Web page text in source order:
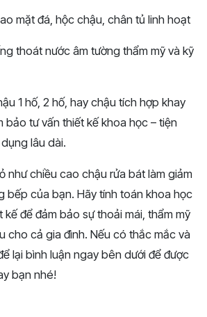
mặt đá, hộc chậu, chân tủ linh hoạt
thoát nước âm tường thẩm mỹ và kỹ
1 hố, 2 hố, hay chậu tích hợp khay
bảo tư vấn thiết kế khoa học – tiện
lâu dài.
như chiều cao chậu rửa bát làm giảm
bếp của bạn. Hãy tính toán khoa học
kế để đảm bảo sự thoải mái, thẩm mỹ
cho cả gia đình. Nếu có thắc mắc và
lại bình luận ngay bên dưới để được
bạn nhé!